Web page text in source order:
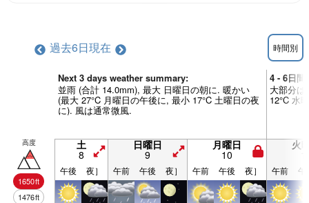
過去6日現在 時間別
Next 3 days weather summary:
並雨 (合計 14.0mm), 最大 日曜日の朝に. 暖かい
(最大 27°C 月曜日の午後に, 最小 17°C 土曜日の夜
に). 風は通常微風.
4 - 6日
大部分は
12°C 水
高度
1650ft
1476ft
土
8
日曜日
9
月曜日
10
火
午後 夜］ 午前 午後 夜］ 午前 午後 夜］ 午前 午